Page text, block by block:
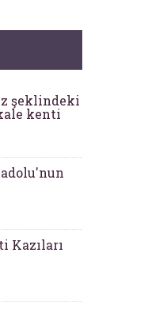
şeklindeki
kenti
Kazıları